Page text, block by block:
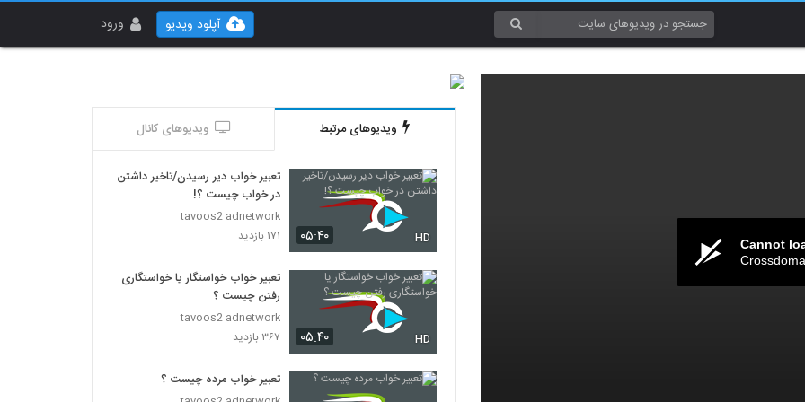
ورود آپلود ویدیو
Cannot
ویدیوهای مرتبط ویدیوهای کانال
۰۵:۴۰ HD
تعبیر خواب دیر رسیدن/تاخیر داشتن
در خواب چیست ؟!
tavoos2 adnetwork
۱۷۱ بازدید
۰۵:۴۰ HD
تعبیر خواب خواستگار یا خواستگاری
رفتن چیست ؟
tavoos2 adnetwork
۳۶۷ بازدید
تعبیر خواب مرده چیست ؟